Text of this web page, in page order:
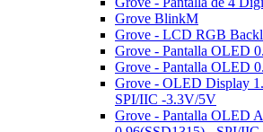
Grove BlinkM
Grove - LCD RGB
Grove - Pantalla OLED
Grove - Pantalla OLED
Grove - OLED Display
SPI/IIC -3.3V/5V
Grove - Pantalla OLED